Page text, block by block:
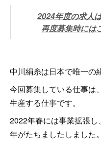
2024年度の求人
再度募集時には
中川絹糸は日本で唯一の
今回募集している仕事は
生産する仕事です。
2022年春には事業拡張
年がたちましたしました。